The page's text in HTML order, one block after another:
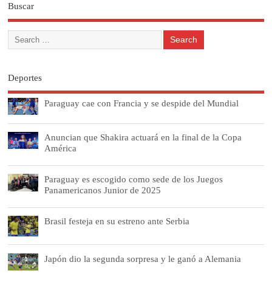
Buscar
Deportes
Paraguay cae con Francia y se despide del Mundial
Anuncian que Shakira actuará en la final de la Copa
América
Paraguay es escogido como sede de los Juegos
Panamericanos Junior de 2025
Brasil festeja en su estreno ante Serbia
Japón dio la segunda sorpresa y le ganó a Alemania